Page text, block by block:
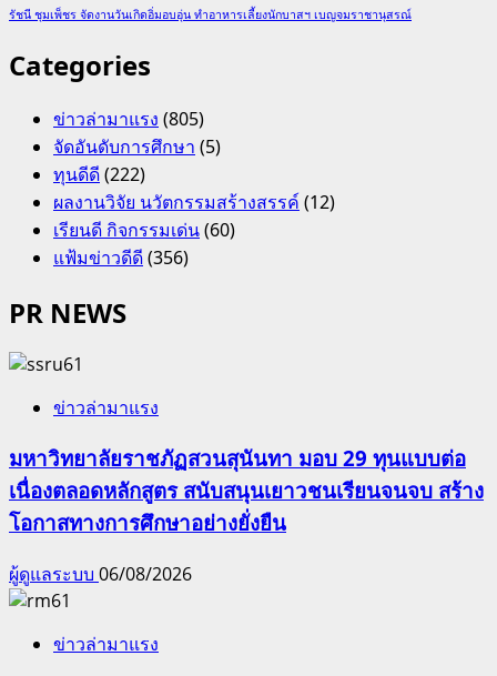
รัชนี ชุมเพ็ชร จัดงานวันเกิดอิ่มอบอุ่น ทำอาหารเลี้ยงนักบาสฯ เบญจมราชานุสรณ์
Categories
ข่าวล่ามาแรง (805)
จัดอันดับการศึกษา (5)
ทุนดีดี(222)
ผลงานวิจัย นวัตกรรมสร้างสรรค์(12)
เรียนดี กิจกรรมเด่น(60)
แฟ้มข่าวดีดี(356)
PR NEWS
ข่าวล่ามาแรง
มหาวิทยาลัยราชภัฏสวนสุนันทา มอบ 29 ทุนแบบต่อ
เนื่องตลอดหลักสูตร สนับสนุนเยาวชนเรียนจนจบ สร้าง
โอกาสทางการศึกษาอย่างยั่งยืน
ผู้ดูแลระบบ 06/08/2026
ข่าวล่ามาแรง